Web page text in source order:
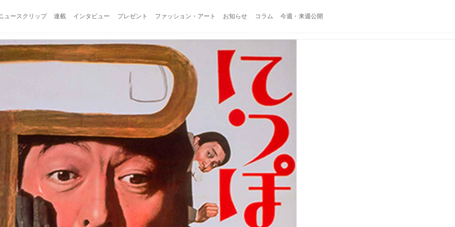
ュースクリップ 連載 インタビュー プレゼント ファッション・アート お知らせ コラム 今週・来週公開